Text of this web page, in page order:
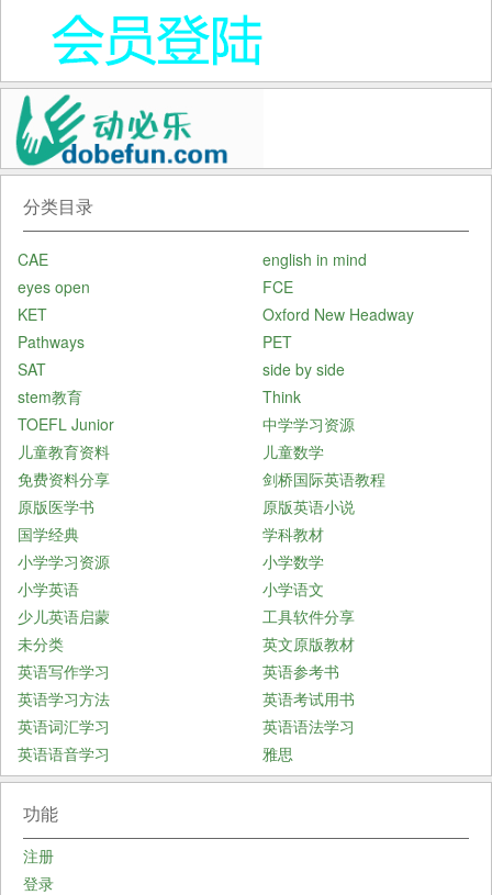
分类目录
CAE
english in mind
eyes open
FCE
KET
Oxford New Headway
Pathways
PET
SAT
side by side
stem教育
Think
TOEFL Junior
中学学习资源
儿童教育资料
儿童数学
免费资料分享
剑桥国际英语教程
原版医学书
原版英语小说
国学经典
学科教材
小学学习资源
小学数学
小学英语
小学语文
少儿英语启蒙
工具软件分享
未分类
英文原版教材
英语写作学习
英语参考书
英语学习方法
英语考试用书
英语词汇学习
英语语法学习
英语语音学习
雅思
功能
注册
登录